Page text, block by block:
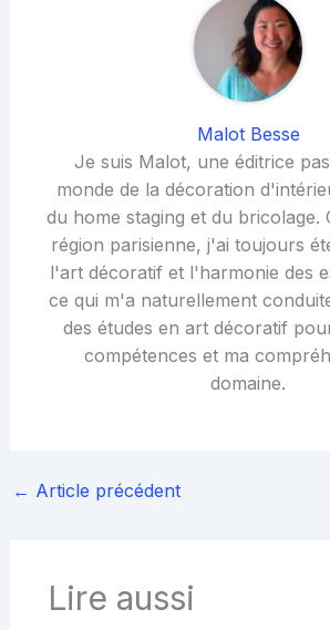
Malot Besse
Je suis Malot, une éditrice
monde de la décoration
du home staging et du bricolage.
région parisienne, j'ai toujours
l'art décoratif et l'harmonie des
ce qui m'a naturellement
des études en art décoratif
compétences et ma
domaine.
← Article précédent
Lire aussi